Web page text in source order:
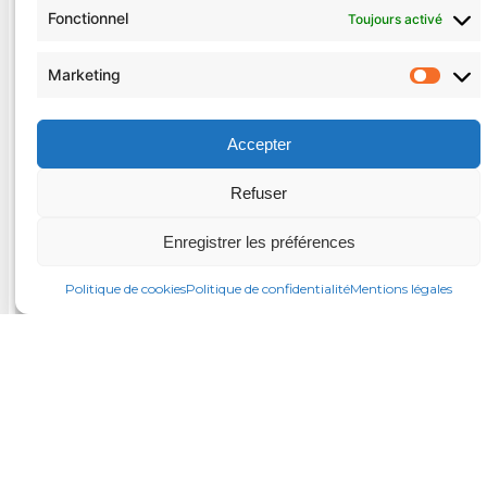
Fonctionnel Toujours activé
Marketing
Accepter
Refuser
Enregistrer les préférences
Politique de cookiesPolitique de confidentialitéMentions légales